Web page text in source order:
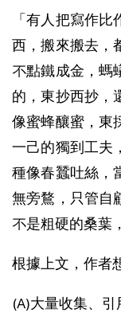
「有人把寫作
西，搬來搬去，
不點鐵成金，螞
的，東抄西抄，
像蜜蜂釀蜜，東
一己的獨到工夫
種像春蠶吐絲，
無旁鶩，只管自
不是粗硬的桑葉
根據上文，作者
(A)大量收集、